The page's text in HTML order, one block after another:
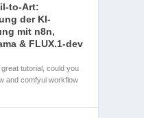
to-Art:
der KI-
mit n8n,
& FLUX.1-dev
tutorial, could you
and comfyui workflow